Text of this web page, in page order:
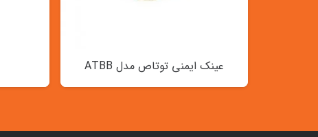
عینک ایمنی توتاص مدل ATBB